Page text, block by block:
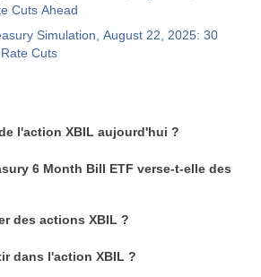
Cuts Ahead
Simulation, August 22, 2025: 30
Cuts
l'action XBIL aujourd'hui ?
6 Month Bill ETF verse-t-elle des
des actions XBIL ?
dans l'action XBIL ?